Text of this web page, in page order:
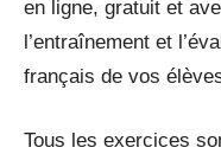
en ligne, gratuit et
l’entraînement et
français de vos
Tous les exercices